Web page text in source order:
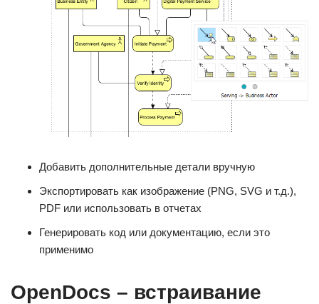
Добавить дополнительные детали вручную
Экспортировать как изображение (PNG, SVG и т.д.),
PDF или использовать в отчетах
Генерировать код или документацию, если это
применимо
OpenDocs – встраивание